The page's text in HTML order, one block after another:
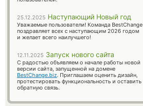
25.12.2025 Наступающий Новый год
Уважаемые пользователи! Команда BestChange
поздравляет всех с наступающим 2026 годом
и желает всего наилучшего!
12.11.2025 Запуск нового сайта
С радостью объявляем о начале работы новой
версии сайта, запущенной на домене
BestChange.biz. Приглашаем оценить дизайн,
протестировать функциональность и оставить
обратную связь.